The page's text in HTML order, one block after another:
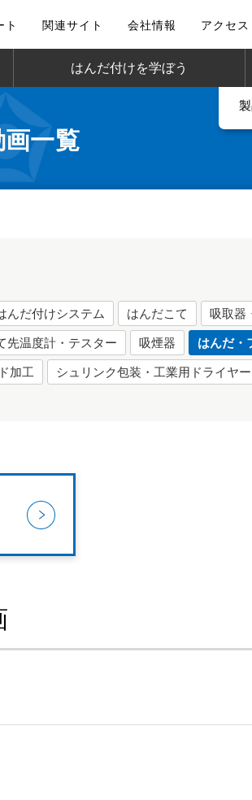
ト 関連サイト 会社情報 アクセス
はんだ付けを学ぼう
一覧
んだ付けシステム はんだこて 吸取器
先温度計・テスター 吸煙器 はんだ・
加工 シュリンク包装・工業用ドライヤー